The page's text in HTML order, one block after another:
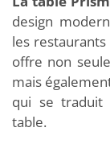
design
les
offre non
mais
qui se traduit
table.